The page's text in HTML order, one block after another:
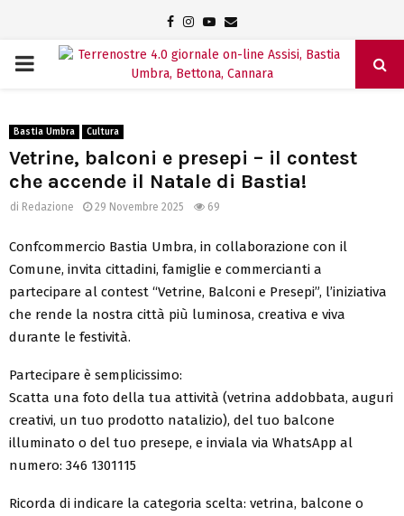
Facebook
Instagram
Youtube
Email
PRIMARY
Bastia Umbra Cultura
Vetrine, balconi e presepi – il contest
che accende il Natale di Bastia!
di Redazione 29 Novembre 2025 69
Confcommercio Bastia Umbra, in collaborazione con il
Comune, invita cittadini, famiglie e commercianti a
partecipare al contest “Vetrine, Balconi e Presepi”, l’iniziativa
che rende la nostra città più luminosa, creativa e viva
durante le festività.
Partecipare è semplicissimo:
Scatta una foto della tua attività (vetrina addobbata, auguri
creativi, un tuo prodotto natalizio), del tuo balcone
illuminato o del tuo presepe, e inviala via WhatsApp al
numero: 346 1301115
Ricorda di indicare la categoria scelta: vetrina, balcone o